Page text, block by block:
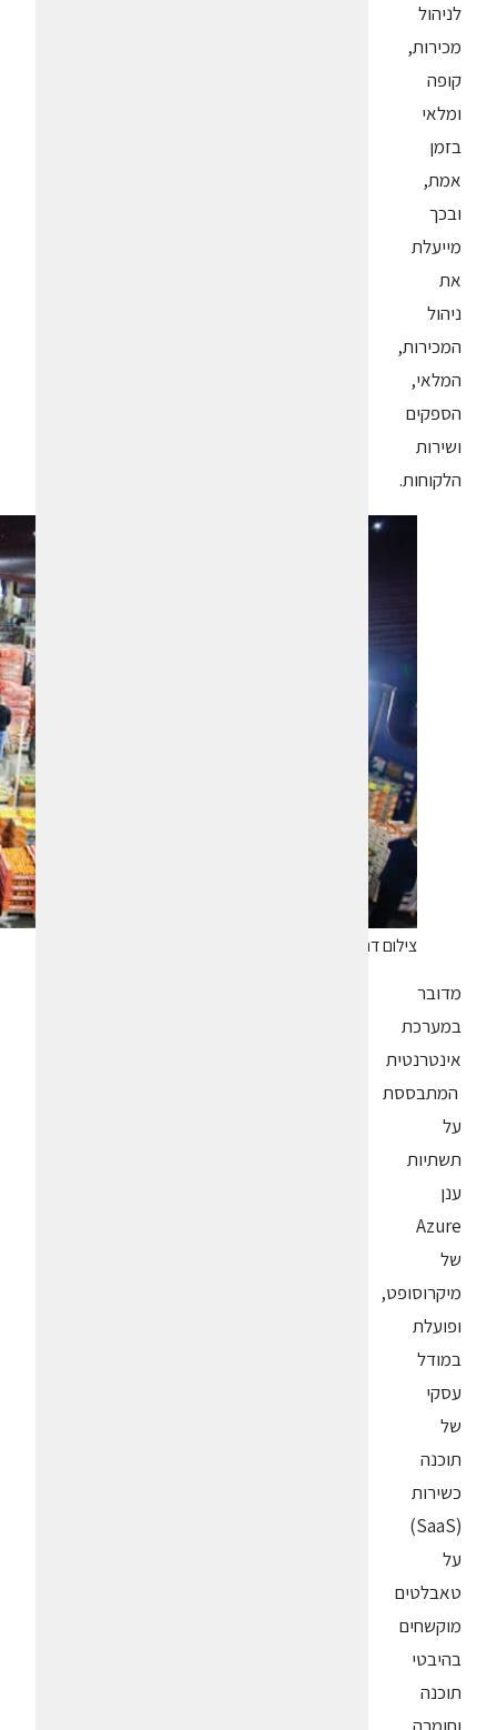
לניהול
מכירות,
קופה
ומלאי
בזמן
אמת,
ובכך
מייעלת
את
ניהול
המכירות,
המלאי,
הספקים
ושירות
הלקוחות.
צילום דניאל לילה
מדובר
במערכת
אינטרנטית
המתבססת
על
תשתיות
ענן
Azure
של
מיקרוסופט,
ופועלת
במודל
עסקי
של
תוכנה
כשירות
(SaaS)
על
טאבלטים
מוקשחים
בהיבטי
תוכנה